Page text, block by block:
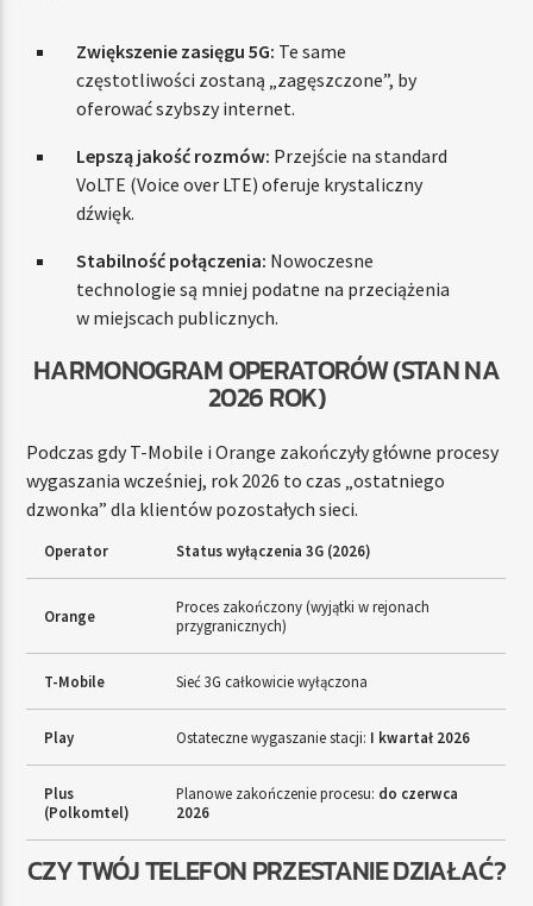
Zwiększenie zasięgu 5G: Te same
częstotliwości zostaną „zagęszczone”, by
oferować szybszy internet.
Lepszą jakość rozmów: Przejście na standard
VoLTE (Voice over LTE) oferuje krystaliczny
dźwięk.
Stabilność połączenia: Nowoczesne
technologie są mniej podatne na przeciążenia
w miejscach publicznych.
HARMONOGRAM OPERATORÓW (STAN NA
2026 ROK)
Podczas gdy T-Mobile i Orange zakończyły główne procesy
wygaszania wcześniej, rok 2026 to czas „ostatniego
dzwonka” dla klientów pozostałych sieci.
Operator Status wyłączenia 3G (2026)
Orange
Proces zakończony (wyjątki w rejonach
przygranicznych)
T-Mobile Sieć 3G całkowicie wyłączona
Play Ostateczne wygaszanie stacji: I kwartał 2026
Plus
(Polkomtel)
Planowe zakończenie procesu: do czerwca
2026
CZY TWÓJ TELEFON PRZESTANIE DZIAŁAĆ?